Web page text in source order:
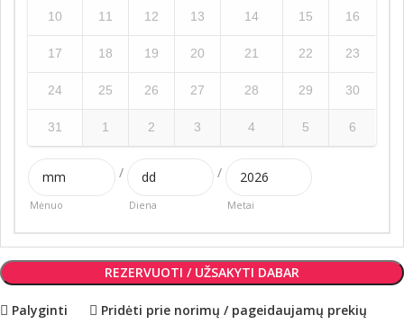
10 11 12 13 14 15 16
17 18 19 20 21 22 23
24 25 26 27 28 29 30
31 1 2 3 4 5 6
Mėnuo
/
Diena
/
Metai
REZERVUOTI / UŽSAKYTI DABAR
Palyginti Pridėti prie norimų / pageidaujamų prekių